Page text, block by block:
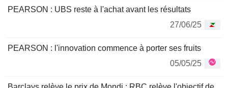
PEARSON : UBS reste à l'achat avant les résultats
27/06/25
PEARSON : l'innovation commence à porter ses fruits
05/05/25